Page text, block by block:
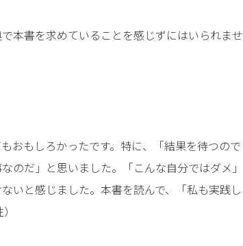
本書を求めていることを感じずにはいられませ
おもしろかったです。特に、「結果を待つので
のだ」と思いました。「こんな自分ではダメ」
いと感じました。本書を読んで、「私も実践し